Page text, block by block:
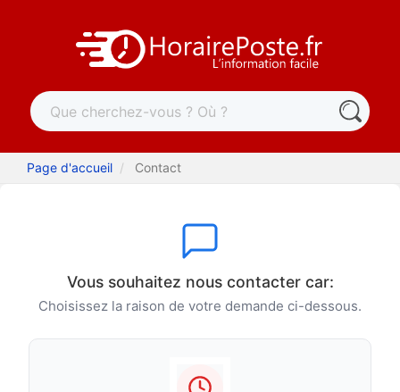
Page d'accueil Contact
Vous souhaitez nous contacter car:
Choisissez la raison de votre demande ci-dessous.